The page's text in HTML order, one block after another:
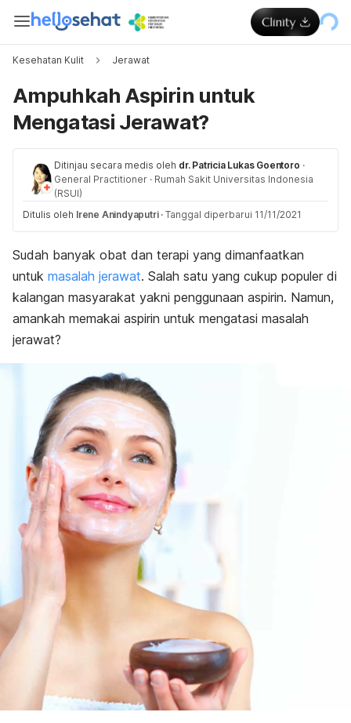
Kesehatan Kulit Jerawat
Ampuhkah Aspirin untuk
Mengatasi Jerawat?
Ditinjau secara medis oleh dr. Patricia Lukas Goentoro ·
General Practitioner · Rumah Sakit Universitas Indonesia
(RSUI)
Ditulis oleh Irene Anindyaputri · Tanggal diperbarui 11/11/2021
Sudah banyak obat dan terapi yang dimanfaatkan
untuk masalah jerawat. Salah satu yang cukup populer di
kalangan masyarakat yakni penggunaan aspirin. Namun,
amankah memakai aspirin untuk mengatasi masalah
jerawat?